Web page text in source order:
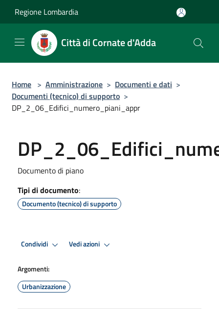
Regione Lombardia
Città di Cornate d'Adda
Home > Amministrazione > Documenti e dati >
Documenti (tecnico) di supporto >
DP_2_06_Edifici_numero_piani_appr
Documento di piano
Tipi di documento:
Documento (tecnico) di supporto
Condividi Vedi azioni
Argomenti:
Urbanizzazione